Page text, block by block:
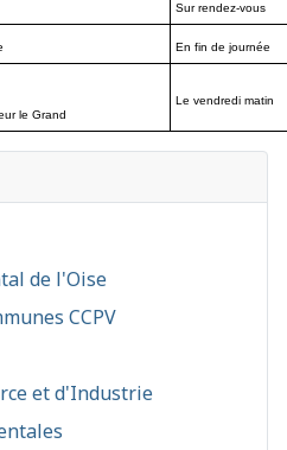
Sur rendez-vous
En fin de journée
le Grand
Le vendredi matin
de l'Oise
CCPV
et d'Industrie